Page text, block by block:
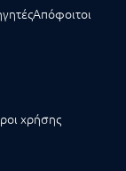
Απόφοιτοι
χρήσης